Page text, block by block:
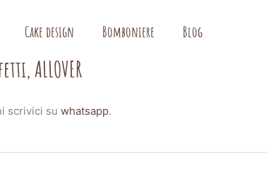
Cake design Bomboniere Blog
ALLOVER
scrivici suwhatsapp.